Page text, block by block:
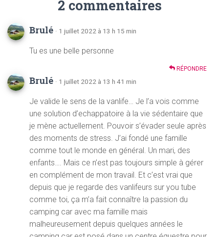
2 commentaires
Brulé · 1 juillet 2022 à 13 h 15 min
Tu es une belle personne
RÉPONDRE
Brulé · 1 juillet 2022 à 13 h 41 min
Je valide le sens de la vanlife… Je l’a vois comme
une solution d’echappatoire à la vie sédentaire que
je mène actuellement. Pouvoir s’évader seule après
des moments de stress. J’ai fondé une famille
comme tout le monde en général. Un mari, des
enfants…. Mais ce n’est pas toujours simple à gérer
en complément de mon travail. Et c’est vrai que
depuis que je regarde des vanlifeurs sur you tube
comme toi, ça m’a fait connaître la passion du
camping car avec ma famille mais
malheureusement depuis quelques années le